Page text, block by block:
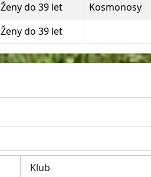
Ženy do 39 let Kosmonosy
Ženy do 39 let
Klub